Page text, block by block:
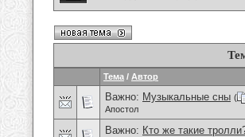
Тема / Автор
Важно: Музыкальные сны (
Апостол
Важно: Кто же такие